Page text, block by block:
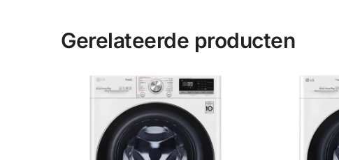
Gerelateerde producten